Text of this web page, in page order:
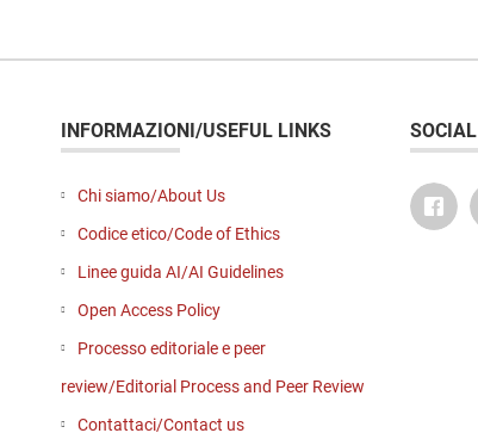
INFORMAZIONI/USEFUL LINKS
Chi siamo/About Us
Codice etico/Code of Ethics
Linee guida AI/AI Guidelines
Open Access Policy
Processo editoriale e peer
review/Editorial Process and Peer Review
Contattaci/Contact us
SOCIAL